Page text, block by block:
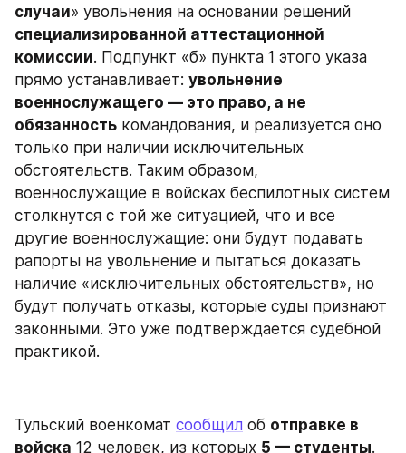
случаи
специализированной аттестационной
комиссии. Подпункт «б» пункта 1 этого указа
прямо устанавливает: увольнение
военнослужащего — это право, а не
обязанность командования, и реализуется оно
только при наличии исключительных
обстоятельств. Таким образом,
военнослужащие в войсках беспилотных систем
столкнутся с той же ситуацией, что и все
другие военнослужащие: они будут подавать
рапорты на увольнение и пытаться доказать
наличие «исключительных обстоятельств», но
будут получать отказы, которые суды признают
законными. Это уже подтверждается судебной
практикой.
Тульский военкомат сообщил об отправке в
войска 12 человек, из которых 5 — студенты.